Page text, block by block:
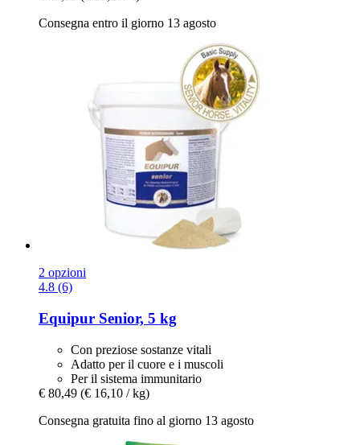
Consegna entro il giorno 13 agosto
2 opzioni
4.8 (6)
Equipur Senior, 5 kg
Con preziose sostanze vitali
Adatto per il cuore e i muscoli
Per il sistema immunitario
€ 80,49 (€ 16,10 / kg)
Consegna gratuita fino al giorno 13 agosto